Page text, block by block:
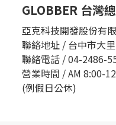
GLOBBER 台灣
亞克科技開發股份有
聯絡地址 / 台中市大
聯絡電話 / 04-2486-
營業時間 / AM 8:00-
(例假日公休)